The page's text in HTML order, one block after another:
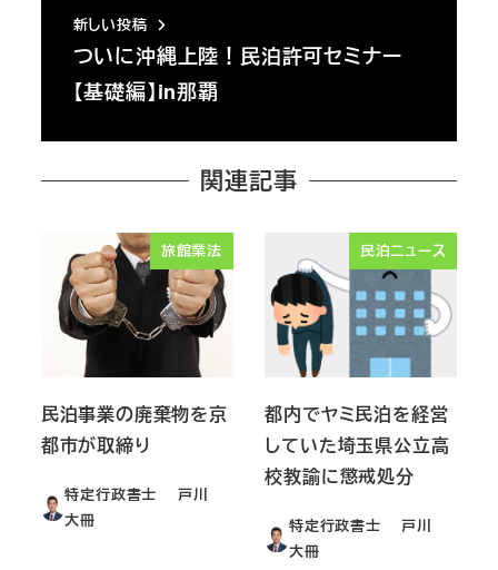
新しい投稿
ついに沖縄上陸！民泊許可セミナー
【基礎編】in那覇
関連記事
旅館業法
民泊事業の廃棄物を京
都市が取締り
特定行政書士 戸川
大冊
民泊ニュース
都内でヤミ民泊を経営
していた埼玉県公立高
校教諭に懲戒処分
特定行政書士 戸川
大冊